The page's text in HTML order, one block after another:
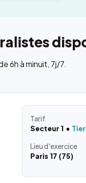
6h à minuit, 7j/7.
Tarif
Secteur 1
Lieud'exercice
Paris 17 (75)